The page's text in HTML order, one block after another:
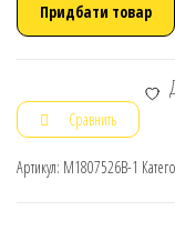
Придбати товар
Сравнить
Артикул: M1807526B-1